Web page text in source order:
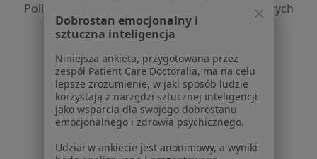
Polityka prywatności dla profesjonalistów, których
dane pozyskaliśmy samodzielnie
Polityka cookies
Jak działają wyniki wyszukiwania
Dostępność
O nas
Praca Rekrutujemy!
Partnerzy
Centrum prasowe
Dobrostan emocjonalny i
sztuczna inteligencja
Niniejsza ankieta, przygotowana przez
zespół Patient Care Doctoralia, ma na celu
lepsze zrozumienie, w jaki sposób ludzie
korzystają z narzędzi sztucznej inteligencji
jako wsparcia dla swojego dobrostanu
emocjonalnego i zdrowia psychicznego.
Udział w ankiecie jest anonimowy, a wyniki